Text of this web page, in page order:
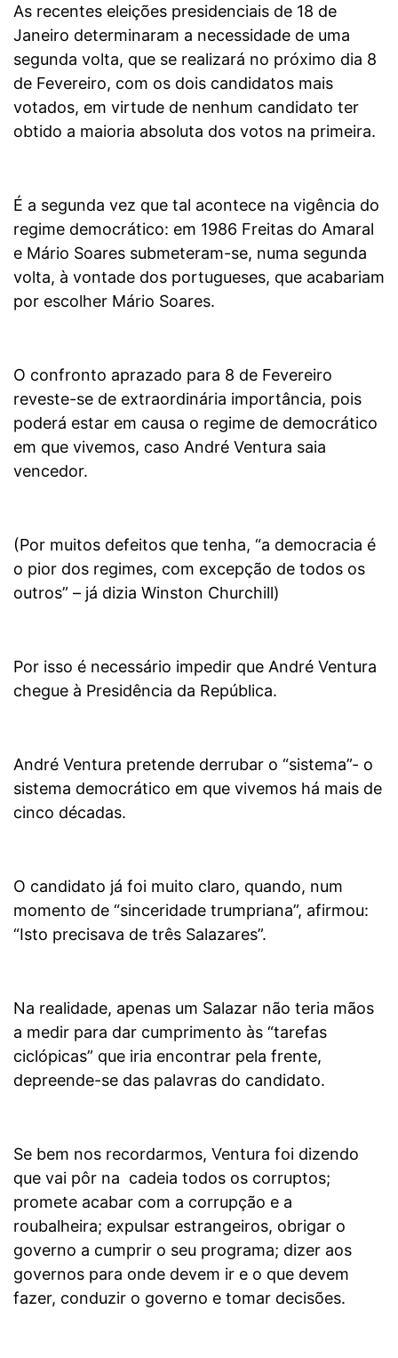
As recentes eleições presidenciais de 18 de
Janeiro determinaram a necessidade de uma
segunda volta, que se realizará no próximo dia 8
de Fevereiro, com os dois candidatos mais
votados, em virtude de nenhum candidato ter
obtido a maioria absoluta dos votos na primeira.
É a segunda vez que tal acontece na vigência do
regime democrático: em 1986 Freitas do Amaral
e Mário Soares submeteram-se, numa segunda
volta, à vontade dos portugueses, que acabariam
por escolher Mário Soares.
O confronto aprazado para 8 de Fevereiro
reveste-se de extraordinária importância, pois
poderá estar em causa o regime de democrático
em que vivemos, caso André Ventura saia
vencedor.
(Por muitos defeitos que tenha, “a democracia é
o pior dos regimes, com excepção de todos os
outros” – já dizia Winston Churchill)
Por isso é necessário impedir que André Ventura
chegue à Presidência da República.
André Ventura pretende derrubar o “sistema”- o
sistema democrático em que vivemos há mais de
cinco décadas.
O candidato já foi muito claro, quando, num
momento de “sinceridade trumpriana”, afirmou:
“Isto precisava de três Salazares”.
Na realidade, apenas um Salazar não teria mãos
a medir para dar cumprimento às “tarefas
ciclópicas” que iria encontrar pela frente,
depreende-se das palavras do candidato.
Se bem nos recordarmos, Ventura foi dizendo
que vai pôr na cadeia todos os corruptos;
promete acabar com a corrupção e a
roubalheira; expulsar estrangeiros, obrigar o
governo a cumprir o seu programa; dizer aos
governos para onde devem ir e o que devem
fazer, conduzir o governo e tomar decisões.